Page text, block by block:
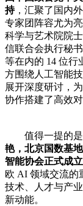
持，汇聚了国内
专家团阵容尤为
科学与艺术院院
信联合会执行秘
等在内的 14 位行
方围绕人工智能
展开深度研讨，
协作搭建了高效对
值得一提的
艳，北京国数基
智能协会正式成立
欧 AI 领域交流的
技术、人才与产
新动能。